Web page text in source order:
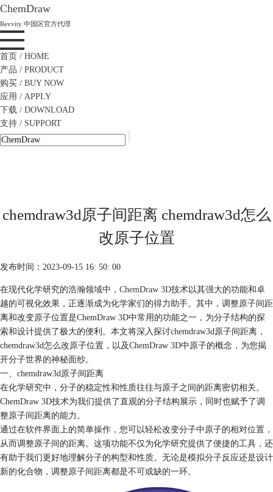
ChemDraw
Revvity 中国区官方代理
首页 / HOME
产品 / PRODUCT
购买 / BUY NOW
应用 / APPLY
下载 / DOWNLOAD
支持 / SUPPORT
chemdraw3d原子间距离 chemdraw3d怎么
改原子位置
发布时间：2023-09-15 16: 50: 00
在现代化学研究的浩瀚领域中， ChemDraw 3D技术以其强大的功能和卓
越的可视化效果，正逐渐成为化学家们的得力助手。其中，调整原子间距
离和改变原子位置是ChemDraw 3D中常用的功能之一，为分子结构的探
索和设计提供了极大的便利。本文将深入探讨chemdraw3d原子间距离，
chemdraw3d怎么改原子位置，以及ChemDraw 3D中原子的概念，为您揭
开分子世界的神秘面纱。
一、chemdraw3d原子间距离
在化学研究中，分子的稳定性和性质往往与原子之间的距离密切相关。
ChemDraw 3D技术为我们提供了直观的分子结构展示，同时也赋予了调
整原子间距离的能力。
通过在软件界面上的简单操作，您可以轻松改变分子中原子的相对位置，
从而调整原子间的距离。这项功能不仅为化学研究提供了便捷的工具，还
有助于我们更好地理解分子的构型和性质。无论是模拟分子反应还是设计
新的化合物，调整原子间距离都是不可或缺的一环。